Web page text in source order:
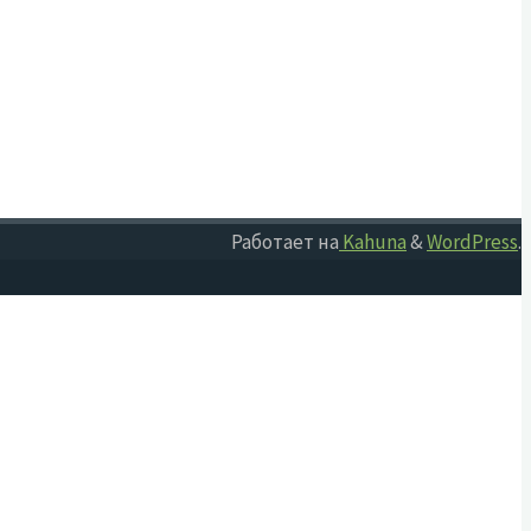
Работает на Kahuna&WordPress.